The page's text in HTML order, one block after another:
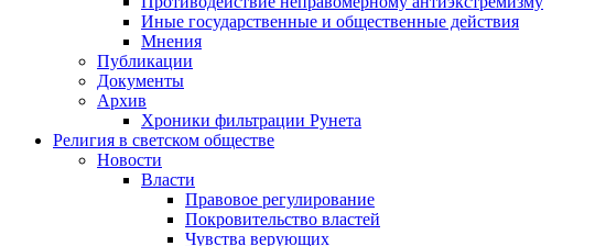
Иные государственные и общественные действия
Мнения
Публикации
Документы
Архив
Хроники фильтрации Рунета
Религия в светском обществе
Новости
Власти
Правовое регулирование
Покровительство властей
Чувства верующих